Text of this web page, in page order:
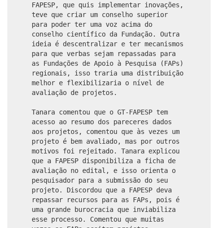
FAPESP, que quis implementar inovações,
teve que criar um conselho superior
para poder ter uma voz acima do
conselho científico da Fundação. Outra
ideia é descentralizar e ter mecanismos
para que verbas sejam repassadas para
as Fundações de Apoio à Pesquisa (FAPs)
regionais, isso traria uma distribuição
melhor e flexibilizaria o nível de
avaliação de projetos.
Tanara comentou que o GT-FAPESP tem
acesso ao resumo dos pareceres dados
aos projetos, comentou que às vezes um
projeto é bem avaliado, mas por outros
motivos foi rejeitado. Tanara explicou
que a FAPESP disponibiliza a ficha de
avaliação no edital, e isso orienta o
pesquisador para a submissão do seu
projeto. Discordou que a FAPESP deva
repassar recursos para as FAPs, pois é
uma grande burocracia que inviabiliza
esse processo. Comentou que muitas